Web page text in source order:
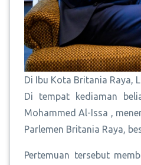
Di Ibu Kota Britania Raya,
Di tempat kediaman
Mohammed Al-Issa ,
Parlemen Britania Raya,
Pertemuan tersebut